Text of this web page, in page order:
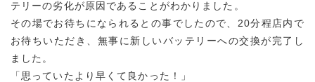
テリーの劣化が原因であることがわかりました。
その場でお待ちになられるとの事でしたので、20分程店内で
お待ちいただき、無事に新しいバッテリーへの交換が完了し
ました。
「思っていたより早くて良かった！」